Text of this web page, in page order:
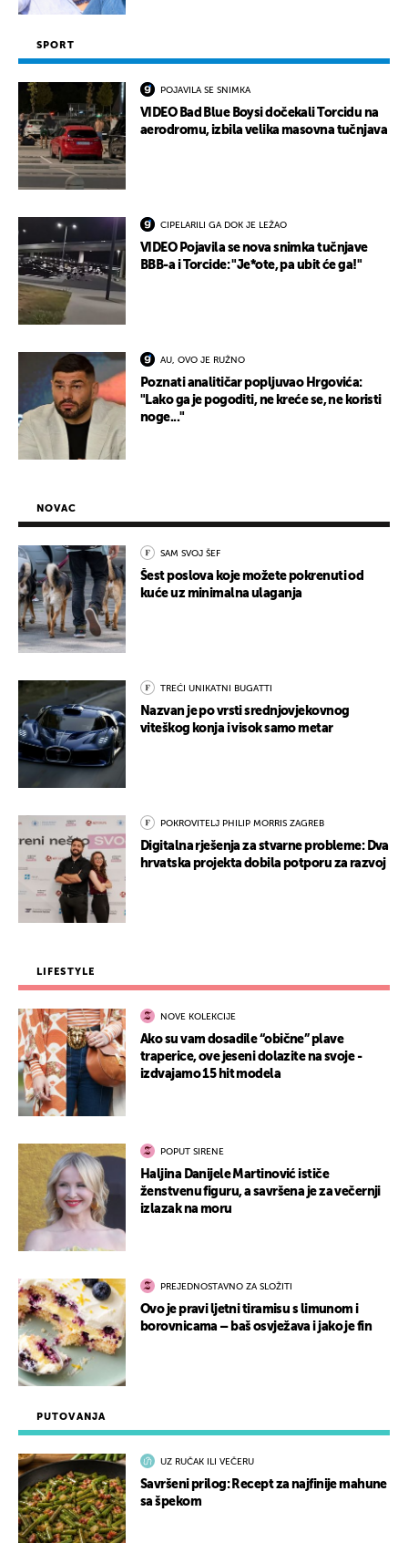
SPORT
POJAVILA SE SNIMKA
VIDEO Bad Blue Boysi dočekali Torcidu na
aerodromu, izbila velika masovna tučnjava
CIPELARILI GA DOK JE LEŽAO
VIDEO Pojavila se nova snimka tučnjave
BBB-a i Torcide: "Je*ote, pa ubit će ga!"
AU, OVO JE RUŽNO
Poznati analitičar popljuvao Hrgovića:
"Lako ga je pogoditi, ne kreće se, ne koristi
noge..."
PUTOVANJA
UZ RUČAK ILI VEČERU
Savršeni prilog: Recept za najfinije mahune
sa špekom
NOVAC
SAM SVOJ ŠEF
Šest poslova koje možete pokrenuti od
kuće uz minimalna ulaganja
TREĆI UNIKATNI BUGATTI
Nazvan je po vrsti srednjovjekovnog
viteškog konja i visok samo metar
POKROVITELJ PHILIP MORRIS ZAGREB
Digitalna rješenja za stvarne probleme: Dva
hrvatska projekta dobila potporu za razvoj
LIFESTYLE
NOVE KOLEKCIJE
Ako su vam dosadile “obične” plave
traperice, ove jeseni dolazite na svoje -
izdvajamo 15 hit modela
POPUT SIRENE
Haljina Danijele Martinović ističe
ženstvenu figuru, a savršena je za večernji
izlazak na moru
PREJEDNOSTAVNO ZA SLOŽITI
Ovo je pravi ljetni tiramisu s limunom i
borovnicama – baš osvježava i jako je fin